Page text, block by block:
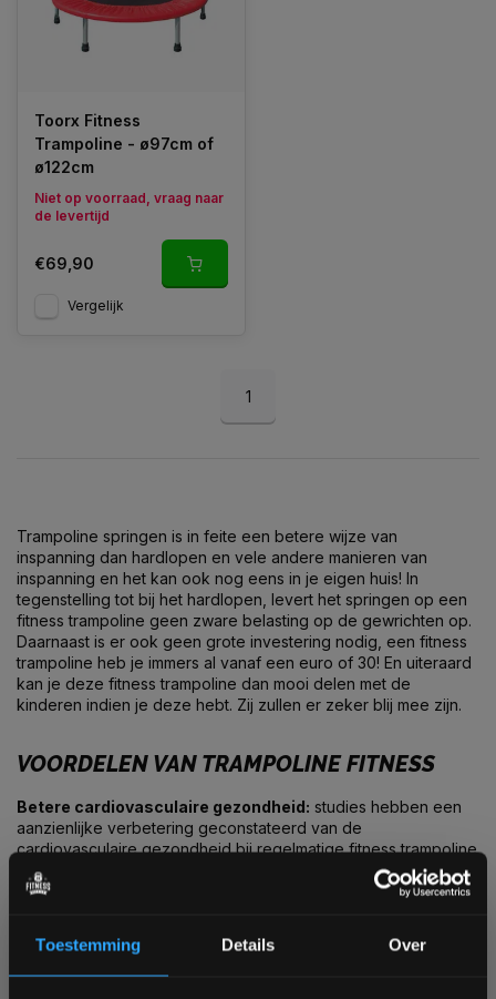
Toestemming Details Over
Toorx Fitness
Trampoline - ø97cm of
ø122cm
Niet op voorraad, vraag naar
de levertijd
€69,90
Vergelijk
1
Trampoline springen is in feite een betere wijze van
inspanning dan hardlopen en vele andere manieren van
inspanning en het kan ook nog eens in je eigen huis! In
tegenstelling tot bij het hardlopen, levert het springen op een
fitness trampoline geen zware belasting op de gewrichten op.
Daarnaast is er ook geen grote investering nodig, een fitness
trampoline heb je immers al vanaf een euro of 30! En uiteraard
kan je deze fitness trampoline dan mooi delen met de
kinderen indien je deze hebt. Zij zullen er zeker blij mee zijn.
VOORDELEN VAN TRAMPOLINE FITNESS
Betere cardiovasculaire gezondheid: studies hebben een
aanzienlijke verbetering geconstateerd van de
cardiovasculaire gezondheid bij regelmatige fitness trampoline
workouts van 30 minuten. De resultaten zijn vergelijkbaar met
cardio training op bijvoorbeeld een loopband of crosstrainer.
Toename kracht in benen
: studenten welke twee keer per